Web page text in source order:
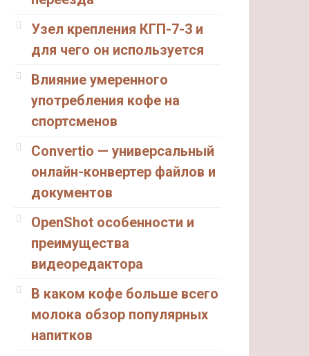
Узел крепления КГП-7-3 и
для чего он используется
Влияние умеренного
употребления кофе на
спортсменов
Convertio — универсальный
онлайн-конвертер файлов и
документов
OpenShot особенности и
преимущества
видеоредактора
В каком кофе больше всего
молока обзор популярных
напитков